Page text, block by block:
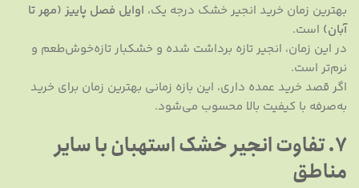
بهترین زمان خرید انجیر خشک درجه یک، اوایل فصل پاییز (مهر تا
آبان) است.
در این زمان، انجیر تازه برداشت شده و خشکبار تازه‌خوش‌طعم و
نرم‌تر است.
اگر قصد خرید عمده داری، این بازه زمانی بهترین زمان برای خرید
به‌صرفه با کیفیت بالا محسوب می‌شود.
۷. تفاوت انجیر خشک استهبان با سایر
مناطق